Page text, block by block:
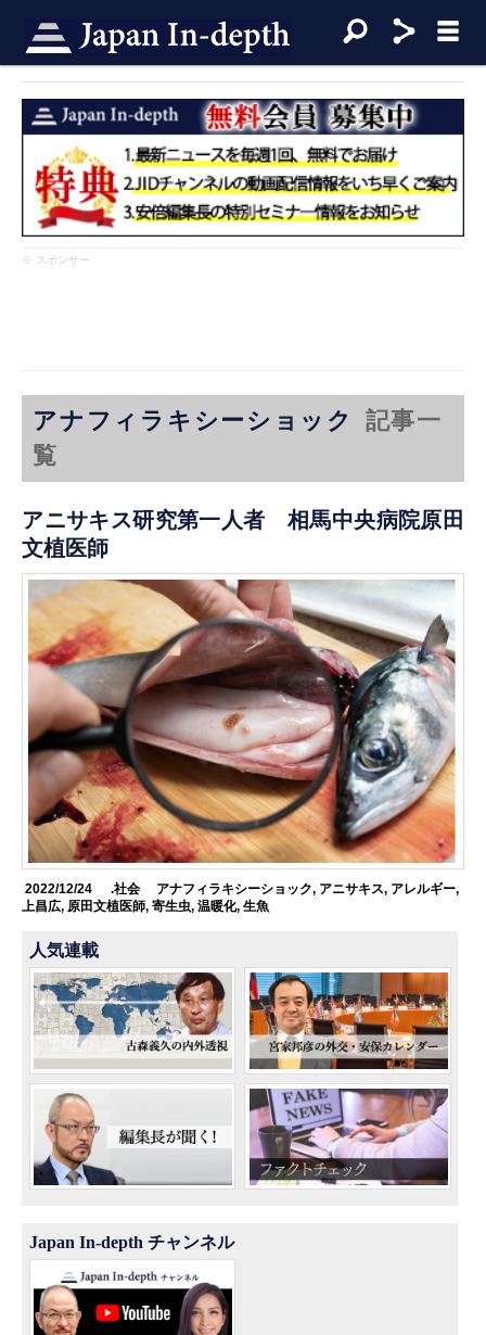
※ スポンサー
アナフィラキシーショック
記事一
覧
アニサキス研究第一人者 相馬中央病院原田
文植医師
2022/12/24 .社会 アナフィラキシーショック, アニサキス, アレルギー,
上昌広, 原田文植医師,寄生虫,温暖化,生魚
人気連載
Japan In-depth チャンネル